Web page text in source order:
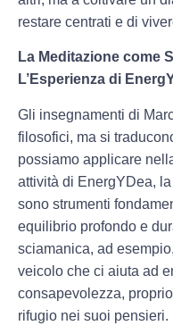
restare centrati e di
La Meditazione come
L’Esperienza di
Gli insegnamenti di
filosofici, ma si
possiamo applicare
attività di EnergYDea,
sono strumenti
equilibrio profondo e
sciamanica, ad
veicolo che ci aiuta ad
consapevolezza,
rifugio nei suoi pensieri.